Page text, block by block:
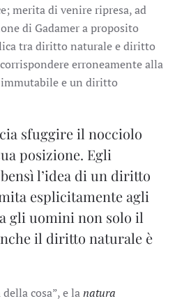
merita di venire ripresa, ad
di Gadamer a proposito
tra diritto naturale e diritto
erroneamente alla
e un diritto
sfuggire il nocciolo
posizione. Egli
l’idea di un diritto
esplicitamente agli
gli uomini non solo il
il diritto naturale è
cosa”, e lanatura